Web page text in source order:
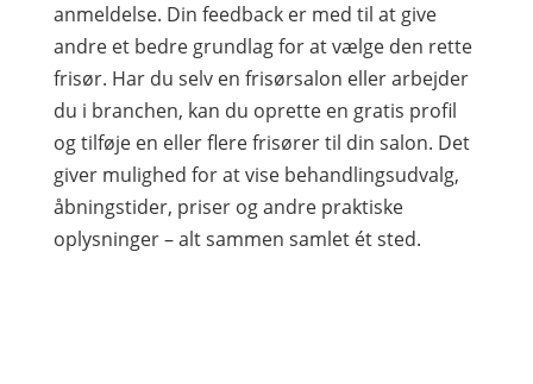
anmeldelse. Din feedback er med til at give
andre et bedre grundlag for at vælge den rette
frisør. Har du selv en frisørsalon eller arbejder
du i branchen, kan du oprette en gratis profil
og tilføje en eller flere frisører til din salon. Det
giver mulighed for at vise behandlingsudvalg,
åbningstider, priser og andre praktiske
oplysninger – alt sammen samlet ét sted.